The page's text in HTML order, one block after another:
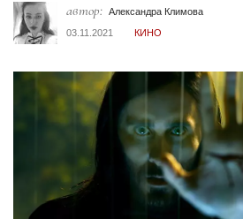
автор: Александра Климова
03.11.2021
КИНО